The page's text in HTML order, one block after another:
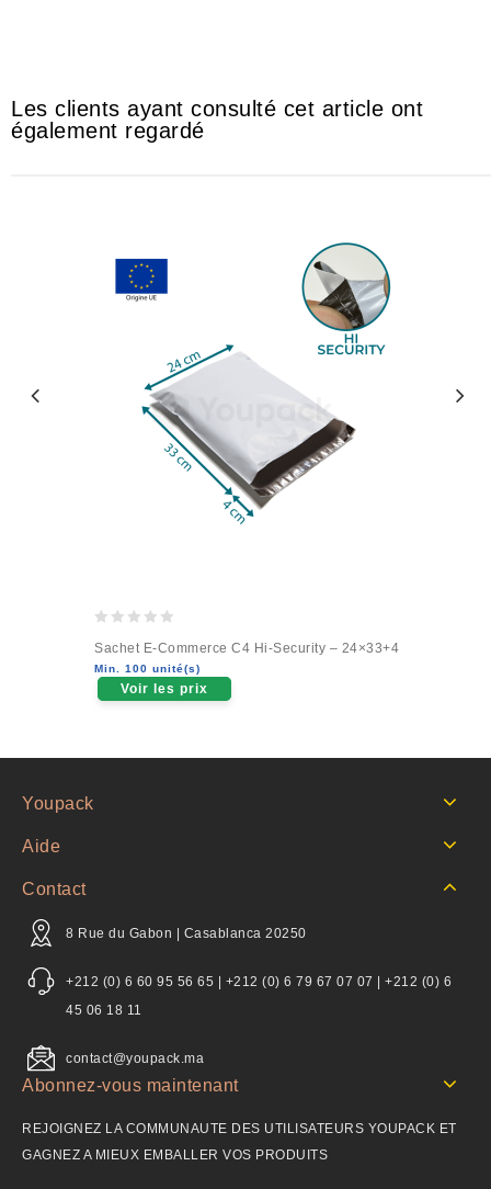
Les clients ayant consulté cet article ont
également regardé
out
of
5
Sachet E-Commerce C4 Hi-Security – 24×33+4
Min. 100 unité(s)
Voir les prix
Youpack
Aide
Contact
8 Rue du Gabon | Casablanca 20250
+212 (0) 6 60 95 56 65 | +212 (0) 6 79 67 07 07 | +212 (0) 6
45 06 18 11
contact@youpack.ma
Abonnez-vous maintenant
REJOIGNEZ LA COMMUNAUTE DES UTILISATEURS YOUPACK ET
GAGNEZ A MIEUX EMBALLER VOS PRODUITS